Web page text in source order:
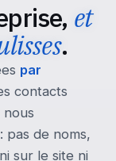
et
.
par
contacts
: pas de noms,
sur le site ni